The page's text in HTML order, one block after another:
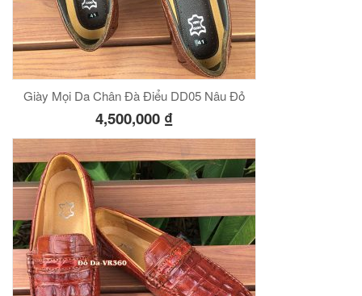
Giày Mọi Da Chân Đà Điểu DD05 Nâu Đỏ
4,500,000 ₫